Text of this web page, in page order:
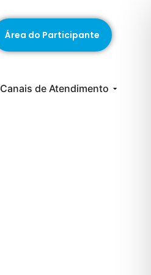
Área do Participante
Canais de Atendimento